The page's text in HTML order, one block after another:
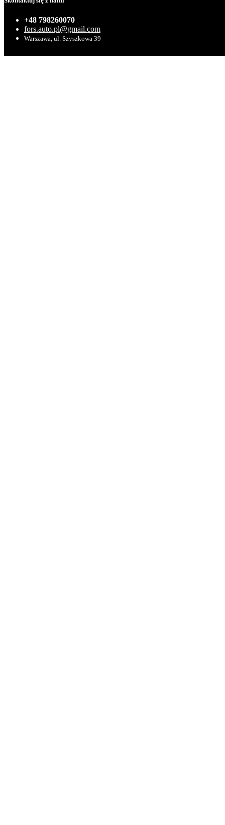
+48 798260070
fors.auto.pl@gmail.com
Warszawa, ul. Szyszkowa 39